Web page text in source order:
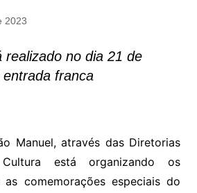
2023
realizado no dia 21 de
franca
Manuel, através das Diretorias
está organizando os
comemorações especiais do